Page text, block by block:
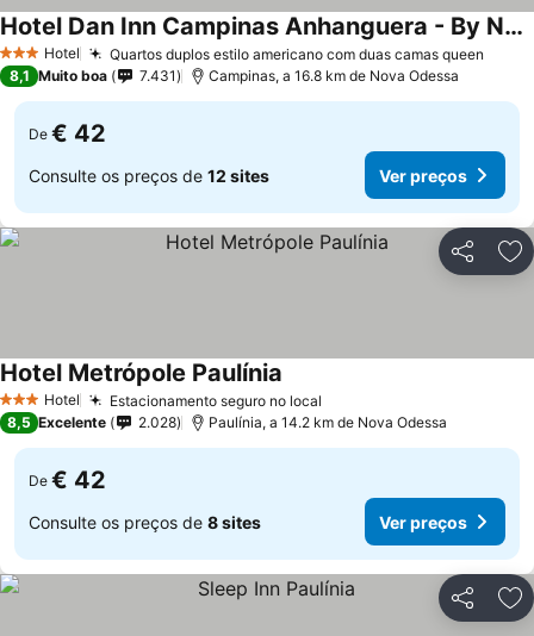
3 EstrelasHotel Quartos duplos estilo americano com duas camas queen
Hotel Dan Inn Campinas Anhanguera - By Nacional Inn
Ver preços
8,1 Muito boa 7.431 Campinas, a 16.8 km de Nova Odessa
De € 42
Consulte os preços de 12 sites Ver preços
Partilhar
3 EstrelasHotel Estacionamento seguro no local
Hotel Metrópole Paulínia
8,5 Excelente 2.028 Paulínia, a 14.2 km de Nova Odessa
De € 42
Consulte os preços de 8 sites Ver preços
Partilhar